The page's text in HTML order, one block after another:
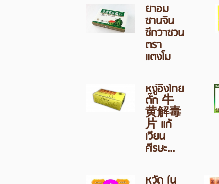
ยาอม
ซานจิน
ซีกวาซวน
ตรา
แตงโม
หงู่อึ๊งโกย
ตั๊ก 牛
黄解毒
片 แก้
เวียน
ศีรษะ...